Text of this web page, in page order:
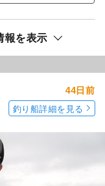
報を表示
44日前
釣り船詳細を見る